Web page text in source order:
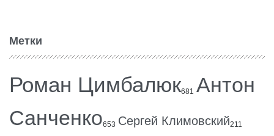
Метки
Роман Цимбалюк681 Антон
Санченко653 Сергей Климовский211